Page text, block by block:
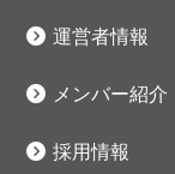
運営者情報
メンバー紹介
採用情報